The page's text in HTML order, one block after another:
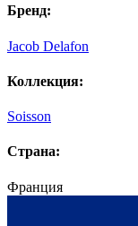
Бренд:
Jacob Delafon
Коллекция:
Soisson
Страна:
Франция